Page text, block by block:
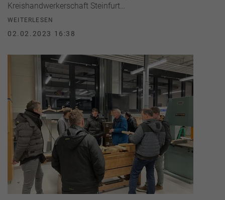
Kreishandwerkerschaft Steinfurt…
WEITERLESEN
02.02.2023 16:38